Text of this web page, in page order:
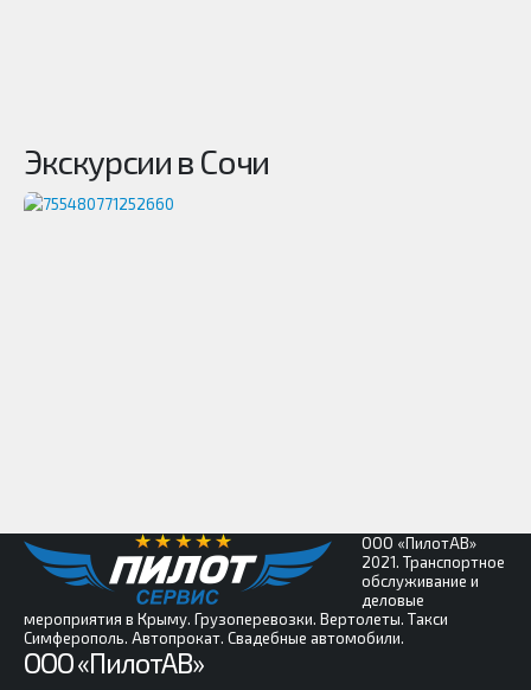
Экскурсии в Сочи
ООО «ПилотАВ»
2021. Транспортное
обслуживание и
деловые
мероприятия в Крыму. Грузоперевозки. Вертолеты. Такси
Симферополь. Автопрокат. Свадебные автомобили.
ООО «ПилотАВ»